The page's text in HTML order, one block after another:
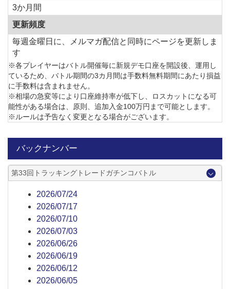
3か月間
更新頻度
毎週金曜日に、メルマガ配信と同時にページを更新しま
す
※各プレイヤーはバトル開催毎に新規デモ口座を開設後、運用し
ているため、バトル期間の3カ月間は手数料無料期間にあたり損益
に手数料は含まれません。
※相場の急変等により口座維持率が低下し、ロスカットになる可
能性がある場合は、原則、追加入金100万円まで可能とします。
※ルールは予告なく変更となる場合がございます。
バックナンバー
第33回トラッキングトレードガチンコバトル
2026/07/24
2026/07/17
2026/07/10
2026/07/03
2026/06/26
2026/06/19
2026/06/12
2026/06/05